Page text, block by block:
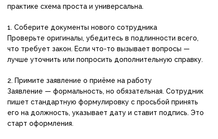
практике схема проста и универсальна.
1. Соберите документы нового сотрудника
Проверьте оригиналы, убедитесь в подлинности всего,
что требует закон. Если что-то вызывает вопросы —
лучше уточнить или попросить дополнительную справку.
2. Примите заявление о приёме на работу
Заявление — формальность, но обязательная. Сотрудник
пишет стандартную формулировку с просьбой принять
его на должность, указывает дату и ставит подпись. Это
старт оформления.